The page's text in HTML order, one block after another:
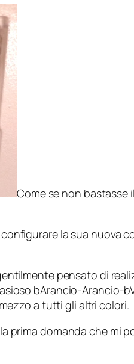
Come se non bastasse
la sua nuova
pensato di
bArancio-Arancio-
a tutti gli altri colori.
prima domanda che mi